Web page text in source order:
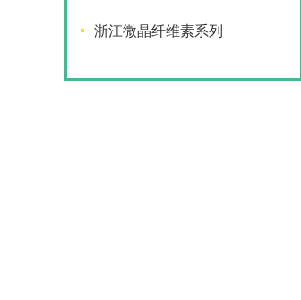
浙江微晶纤维素系列